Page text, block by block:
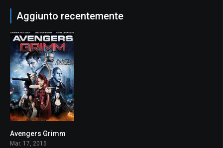
Aggiunto recentemente
2.8
Avengers Grimm
Mar. 17, 2015